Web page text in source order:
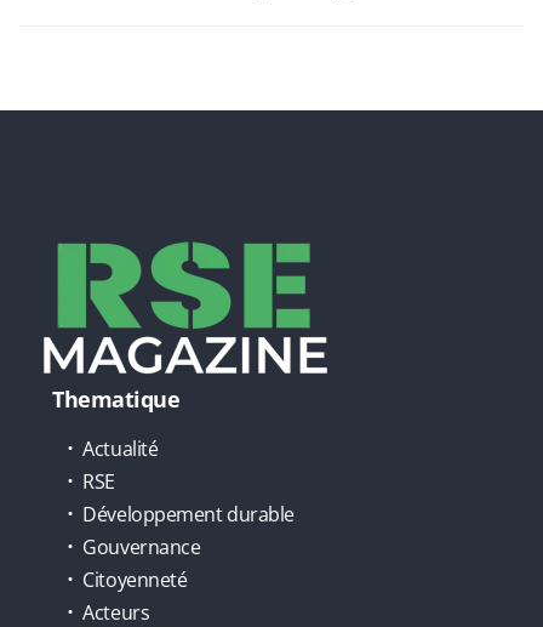
Thematique
Actualité
RSE
Développement durable
Gouvernance
Citoyenneté
Acteurs